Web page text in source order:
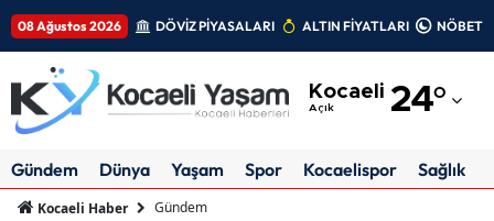
08 Ağustos 2026 DÖVİZ PİYASALARI ALTIN FİYATLARI
Kocaeli
Açık 24°
Adıyaman
Gündem Dünya Yaşam Spor Kocaelispor Sağlık
Kocaeli Haber Gündem